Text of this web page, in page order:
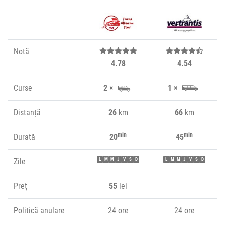
Notă
4.78
4.54
Curse 2 × 1 ×
Distanță 26km 66km
Durată 20min 45min
Zile L M M J V S D L M M J V S D
Preț 55 lei
Politică anulare 24 ore 24 ore